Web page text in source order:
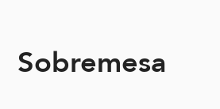
Sobremesa